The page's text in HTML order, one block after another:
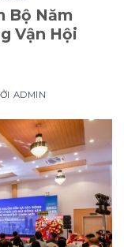
Bộ Năm
Vận Hội
ADMIN